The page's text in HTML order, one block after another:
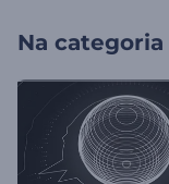
Na categoria